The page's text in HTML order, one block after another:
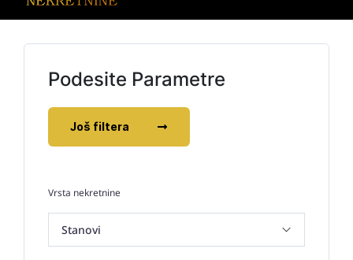
Podesite Parametre
Još filtera
Vrsta nekretnine